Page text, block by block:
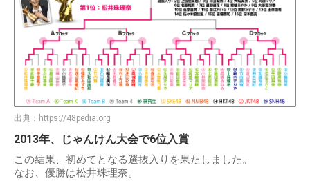
出典： https://48pedia.org
2013年、じゃんけん大会で6位入賞
この結果、初めてとなる選抜入りを果たしました。
なお、優勝は松井珠理奈。